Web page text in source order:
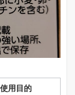
使用目的